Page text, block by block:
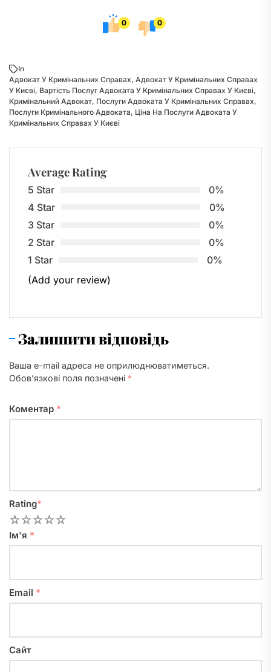
0 0
In
Адвокат У Кримінальних Справах, Адвокат У Кримінальних Справах
У Києві, Вартість Послуг Адвоката У Кримінальних Справах У Києві,
Кримінальний Адвокат, Послуги Адвоката У Кримінальних Справах,
Послуги Кримінального Адвоката, Ціна На Послуги Адвоката У
Кримінальних Справах У Києві
Average Rating
5 Star
0%
4 Star
0%
3 Star
0%
2 Star
0%
1 Star
0%
(Add your review)
Залишити відповідь
Ваша e-mail адреса не оприлюднюватиметься.
Обов’язкові поля позначені *
Коментар *
Rating*
5
4
3
2
Ім'я *
Email *
Сайт